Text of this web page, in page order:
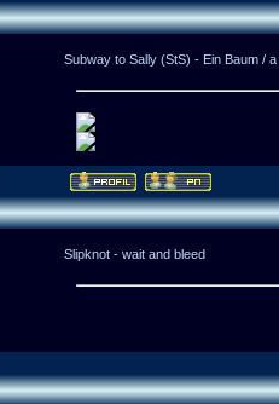
Subway to Sally (StS) - Ein Baum /
Slipknot - wait and bleed